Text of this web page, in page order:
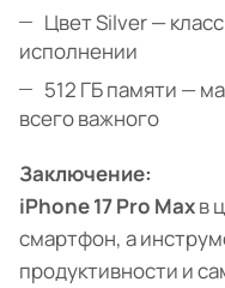
Цвет Silver —
исполнении
512 ГБ памяти —
всего важного
Заключение:
iPhone 17 Pro Maxв
смартфон, а
продуктивности и